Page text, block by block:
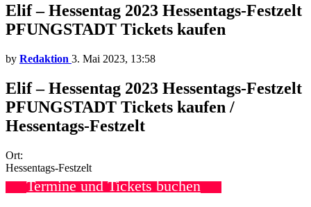
Elif – Hessentag 2023 Hessentags-Festzelt
PFUNGSTADT Tickets kaufen
by Redaktion 3. Mai 2023, 13:58
Elif – Hessentag 2023 Hessentags-Festzelt
PFUNGSTADT Tickets kaufen /
Hessentags-Festzelt
Ort:
Hessentags-Festzelt
Termine und Tickets buchen